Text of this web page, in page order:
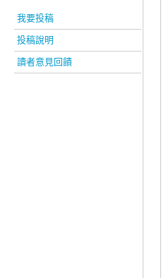
我要投稿
投稿說明
讀者意見回饋